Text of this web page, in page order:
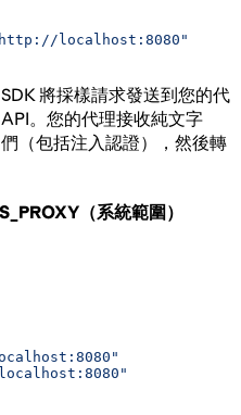
localhost:8080"
將採樣請求發送到您的代
。您的代理接收純文字
（包括注入認證），然後轉
（系統範圍）